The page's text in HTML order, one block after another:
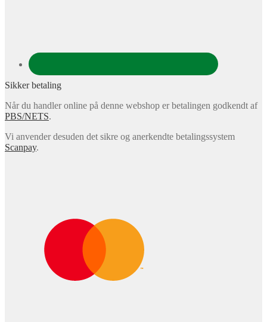
Sikker betaling
Når du handler online på denne webshop er betalingen godkendt af
PBS/NETS.
Vi anvender desuden det sikre og anerkendte betalingssystem
Scanpay.